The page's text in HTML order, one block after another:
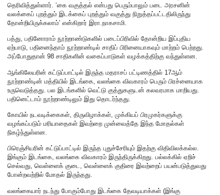
தெரிவித்துள்ளார். ‘கை வகுத்தல் என்பது பெரும்பாலும் படை அரசனின்
வலக்கைப் புறத்தும் இடக்கைப் புறத்தும் வகுத்து நிறுத்தப்பட்டதிலிருந்து
தோன்றியிருக்கலாம்’ என்கிறார் இரா.நாகசாமி.
பத்து, பதினோராம் நூற்றாண்டுகளில் படைப்பிரிவில் தோன்றிய இப்புதிய
ஏற்பாடு, பதினைந்தாம் நூற்றாண்டில் சாதிப் பிரினையாகவும் மாற்றம் பெற்றது.
அப்போதுதான் 98 சாதிகளின் வகைப்பாடுகள் வழக்கத்திற்கு வந்துள்ளன.
ஆங்கிலேயரின் கட்டுப்பாட்டில் இருந்த மதராசப் பட்டிணத்தில் 17ஆம்
நூற்றாண்டின் மத்தியில் இடங்கை, வலங்கை விவகாரம் பெரும் பிரச்னையாக
உருவெடுத்தது. பல இடங்களில் வெட்டு குத்துகளுடன் கலவரமாக மாறியது.
பதினெட்டாம் நூற்றாண்டிலும் இது தொடர்ந்தது.
கோயில் நடவடிக்கைகள், திருவிழாக்கள், முக்கியப் பிரமுகர்களுக்கு
வழங்கப்படும் மரியாதைகள் இவற்றை முன்வைத்தே இந்த மோதல்கள்
நிகழ்ந்துள்ளன.
பிரெஞ்சியரின் கட்டுப்பாட்டில் இருந்த புதுச்சேரியும் இதற்கு விதிவிலக்கல்ல.
இங்கும் இடங்கை, வலங்கை விவகாரம் இருந்திருக்கிறது. பல்லக்கில் ஏறிச்
செல்வது, வெள்ளைக் குடை, வெள்ளைக் குதிரை இவற்றைப் பயன்படுத்துவது
போன்றவற்றில் மோதல் இருந்தது.
வலங்கையார் நடந்து போகும்போது இடங்கை தேவடியாக்கள் (இங்கு